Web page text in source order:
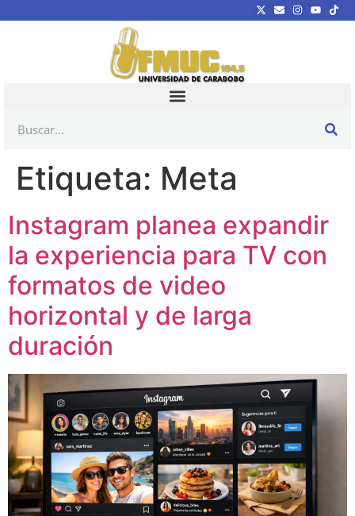
Etiqueta: Meta
Instagram planea expandir
la experiencia para TV con
formatos de video
horizontal y de larga
duración